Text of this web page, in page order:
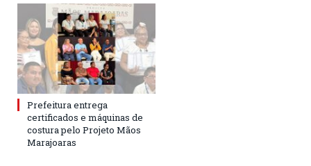
Prefeitura entrega
certificados e máquinas de
costura pelo Projeto Mãos
Marajoaras